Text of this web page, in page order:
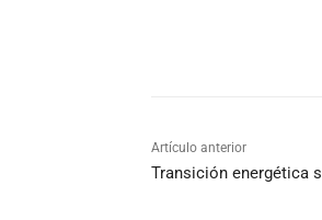
Artículo anterior
Transición energética